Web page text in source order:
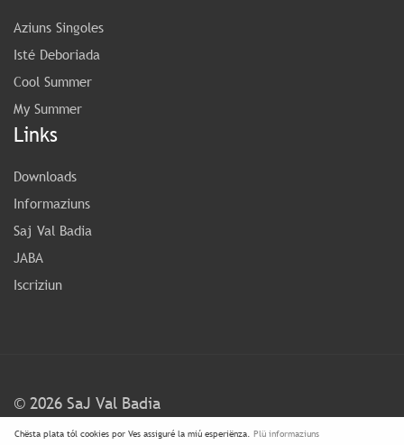
Chësta plata tól cookies por Ves assiguré la miú esperiënza. Plü informaziuns
Aziuns Singoles
Isté Deboriada
Cool Summer
My Summer
Links
Downloads
Informaziuns
Saj Val Badia
JABA
Iscriziun
© 2026 SaJ Val Badia
FAQ Condiziuns y Privacy